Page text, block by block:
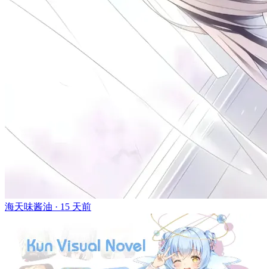
海天味酱油 · 15 天前